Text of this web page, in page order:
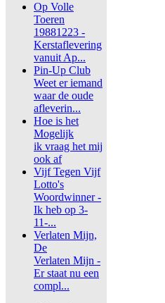
Op Volle
Toeren
19881223 -
Kerstaflevering
vanuit Ap...
Pin-Up Club
Weet er iemand
waar de oude
afleverin...
Hoe is het
Mogelijk
ik vraag het mij
ook af
Vijf Tegen Vijf
Lotto's
Woordwinner -
Ik heb op 3-
11-...
Verlaten Mijn,
De
Verlaten Mijn -
Er staat nu een
compl...